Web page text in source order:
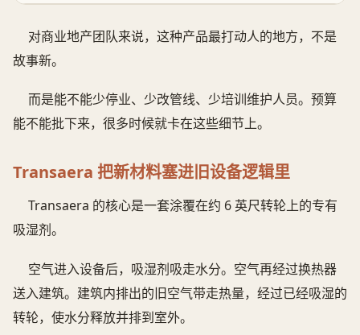
对商业地产团队来说，这种产品最打动人的地方，不是
故事新。
而是能不能少停业、少改管线、少培训维护人员。预算
能不能批下来，很多时候就卡在这些细节上。
Transaera 把新材料塞进旧设备逻辑里
Transaera 的核心是一套涂覆在约 6 英尺转轮上的专有
吸湿剂。
空气进入设备后，吸湿剂吸走水分。空气再经过换热器
送入建筑。建筑内排出的旧空气带走热量，经过已经吸湿的
转轮，使水分释放并排到室外。